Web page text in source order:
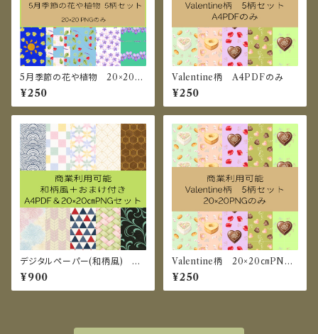
5月季節の花や植物 20×20㎝
PNGのみ
¥250
Valentine柄 A4PDFのみ
¥250
デジタルペーパー(和柄風) A4
PDF＆20×20㎝PNG セット
¥900
Valentine柄 20×20㎝PNG
のみ
¥250